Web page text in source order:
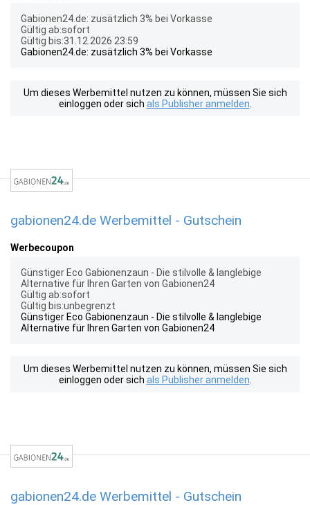
Gabionen24.de: zusätzlich 3% bei Vorkasse
Gültig ab:sofort
Gültig bis:31.12.2026 23:59
Gabionen24.de: zusätzlich 3% bei Vorkasse
Um dieses Werbemittel nutzen zu können, müssen Sie sich
einloggen oder sich als Publisher anmelden
gabionen24.de Werbemittel - Gutschein
Werbecoupon
Günstiger Eco Gabionenzaun - Die stilvolle & langlebige
Alternative für Ihren Garten von Gabionen24
Gültig ab:sofort
Gültig bis:unbegrenzt
Günstiger Eco Gabionenzaun - Die stilvolle & langlebige
Alternative für Ihren Garten von Gabionen24
Um dieses Werbemittel nutzen zu können, müssen Sie sich
einloggen oder sich als Publisher anmelden
gabionen24.de Werbemittel - Gutschein